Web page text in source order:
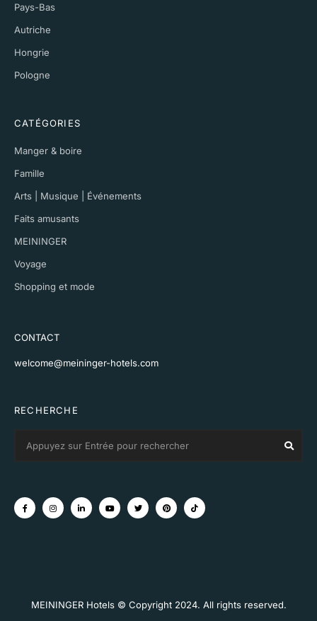
Pays-Bas
Autriche
Hongrie
Pologne
CATÉGORIES
Manger & boire
Famille
Arts | Musique | Événements
Faits amusants
MEININGER
Voyage
Shopping et mode
CONTACT
welcome@meininger-hotels.com
RECHERCHE
for:
MEININGER Hotels © Copyright 2024. All rights reserved.